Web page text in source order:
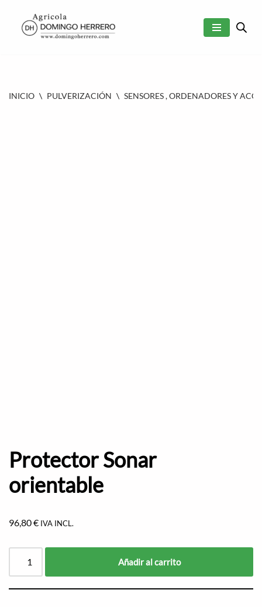
SALTAR
INICIO \ PULVERIZACIÓN \ SENSORES , ORDENADORES Y
Protector Sonar
orientable
96,80€ IVA INCL.
Añadir al carrito